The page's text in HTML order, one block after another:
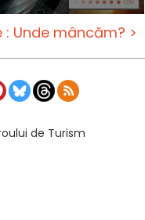
Unde mâncăm? >
de Turism